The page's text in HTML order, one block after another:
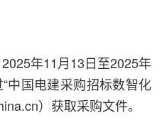
年11月13日至2025年
中国电建采购招标数智化
）获取采购文件。